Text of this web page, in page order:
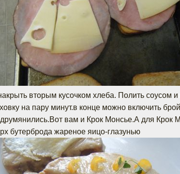
вторым кусочком хлеба. Полить соусом и
на пару минут.в конце можно включить
вам и Крок Монсье.А для Крок
бутерброда жареное яицо-глазунью